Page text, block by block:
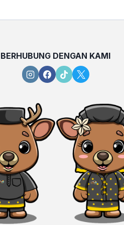
BERHUBUNG DENGAN KAMI